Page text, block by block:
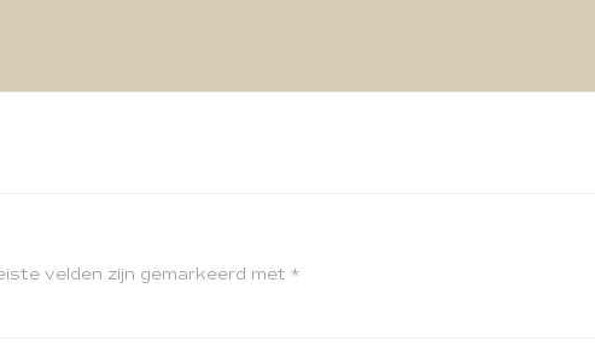
velden zijn gemarkeerd met *